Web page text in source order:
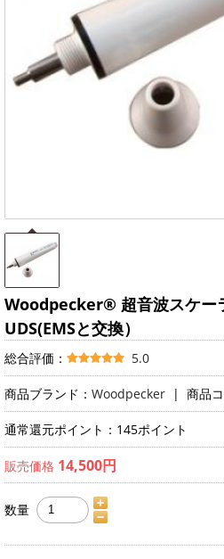
Woodpecker® 超音波スケー
UDS(EMSと交換）
総合評価： 5.0
商品ブランド： Woodpecker | 商品
通常還元ポイント：145ポイント
販売価格 14,500円
数量